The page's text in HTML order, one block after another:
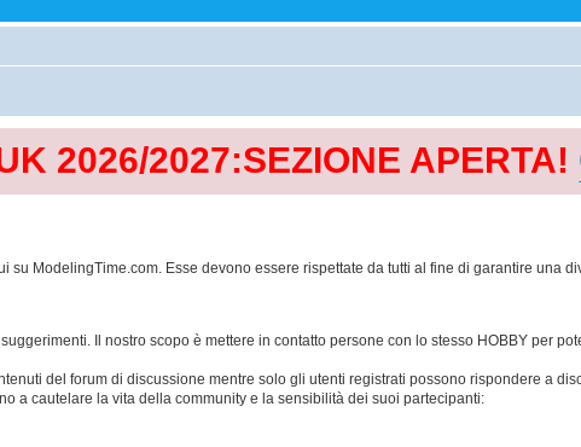
2026/2027:SEZIONE APERTA!
ModelingTime.com. Esse devono essere rispettate da tutti al fine di garantire una
Il nostro scopo è mettere in contatto persone con lo stesso HOBBY per
del forum di discussione mentre solo gli utenti registrati possono rispondere a
a cautelare la vita della community e la sensibilità dei suoi partecipanti: